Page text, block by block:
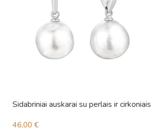
Sidabriniai auskarai su perlais ir cirkoniais
46,00 €